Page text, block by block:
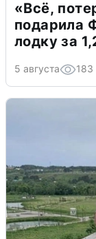
«Всё,
подарила
лодку за
5 августа 183